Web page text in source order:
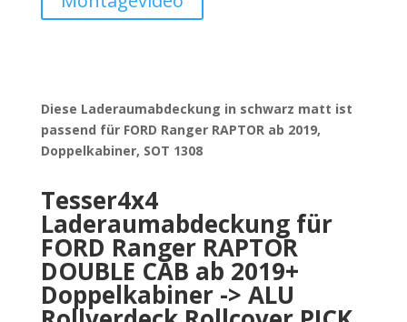
Diese Laderaumabdeckung in schwarz matt ist
passend für FORD Ranger RAPTOR ab 2019,
Doppelkabiner, SOT 1308
Tesser4x4
Laderaumabdeckung für
FORD Ranger RAPTOR
DOUBLE CAB ab 2019+
Doppelkabiner -> ALU